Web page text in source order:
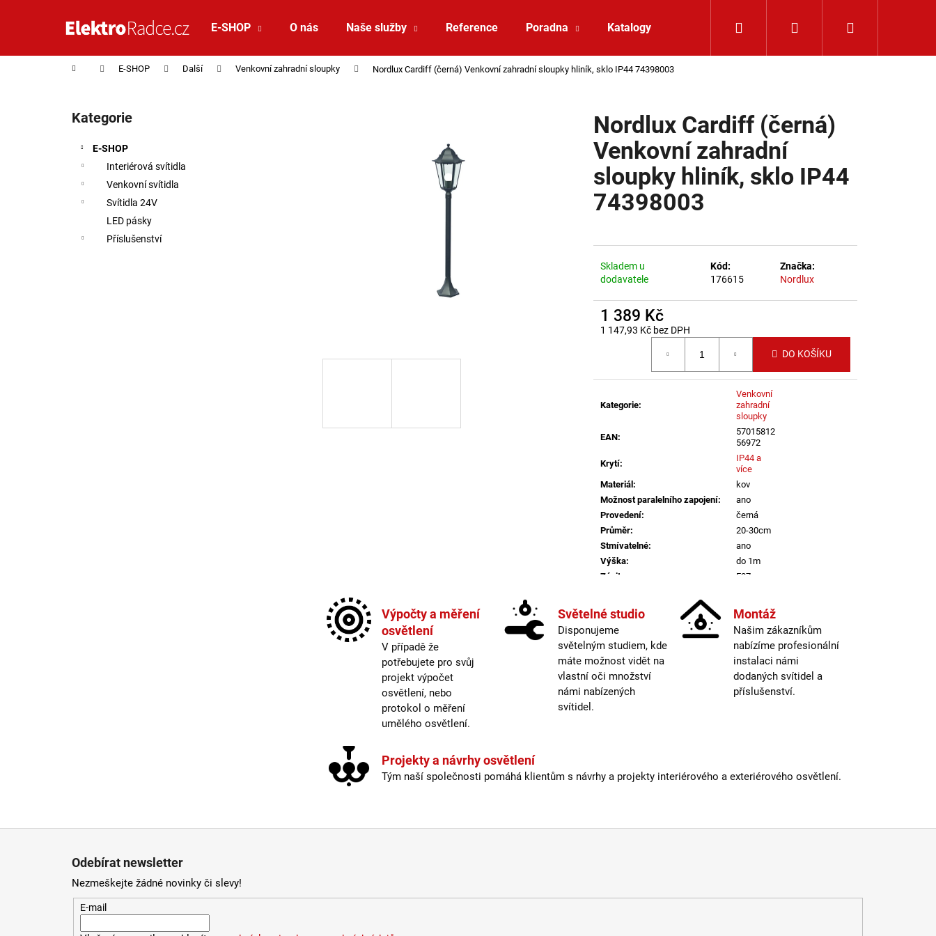
E-SHOP O nás Naše služby Reference Poradna Katalogy Přihlášení
Domů E-SHOP Další Venkovní zahradní sloupky Nordlux Cardiff (černá) Venkovní zahradní sloupky hliník, sklo IP44 74398003
Přeskočit kategorie
Kategorie
E-SHOP
Interiérová svítidla
Venkovní svítidla
Svítidla 24V
LED pásky
Příslušenství
Nordlux Cardiff (černá)
Venkovní zahradní
sloupky hliník, sklo IP44
74398003
Skladem u
dodavatele
Kód:
176615
Značka:
Nordlux
1 389 Kč
1 147,93 Kč bez DPH
DO KOŠÍKU
Kategorie:
Venkovní
zahradní
sloupky
EAN:
57015812
56972
Krytí:
IP44 a
více
Materiál:
kov
Možnost paralelního zapojení:
ano
Provedení:
černá
Průměr:
20-30cm
Stmívatelné:
ano
Výška:
do 1m
Závit
E27
Žárovka:
ne
Krytí:
IP44 a
více
Materiál:
kov
Možnost paralelního zapojení
ano
Provedení
černá
Žárovka:
Výpočty a měření
osvětlení
V případě že
potřebujete pro svůj
projekt výpočet
osvětlení, nebo
protokol o měření
umělého osvětlení.
Světelné studio
Disponujeme
světelným studiem, kde
máte možnost vidět na
vlastní oči množství
námi nabízených
svítidel.
Montáž
Našim zákazníkům
nabízíme profesionální
instalaci námi
dodaných svítidel a
příslušenství.
Projekty a návrhy osvětlení
Tým naší společnosti pomáhá klientům s návrhy a projekty interiérového a exteriérového osvětlení.
Zpět
do
Zpět
do
Co potřebujete najít?
Doporučujeme
ZÁVĚSNÉ SVÍTIDLO RANDO THIN
9 078 Kč
SAUNA LED PÁSEK 24V RGBW 9,6W IP65
BALENÍ: 10M BALENÍ
Odebírat newsletter
Nezmeškejte žádné novinky či slevy!
E-mail